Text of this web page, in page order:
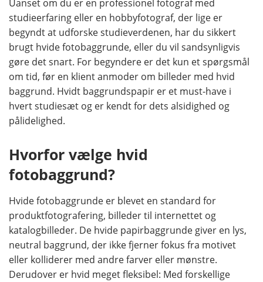
Uanset om du er en professionel fotograf med
studieerfaring eller en hobbyfotograf, der lige er
begyndt at udforske studieverdenen, har du sikkert
brugt hvide fotobaggrunde, eller du vil sandsynligvis
gøre det snart. For begyndere er det kun et spørgsmål
om tid, før en klient anmoder om billeder med hvid
baggrund. Hvidt baggrundspapir er et must-have i
hvert studiesæt og er kendt for dets alsidighed og
pålidelighed.
Hvorfor vælge hvid
fotobaggrund?
Hvide fotobaggrunde er blevet en standard for
produktfotografering, billeder til internettet og
katalogbilleder. De hvide papirbaggrunde giver en lys,
neutral baggrund, der ikke fjerner fokus fra motivet
eller kolliderer med andre farver eller mønstre.
Derudover er hvid meget fleksibel: Med forskellige